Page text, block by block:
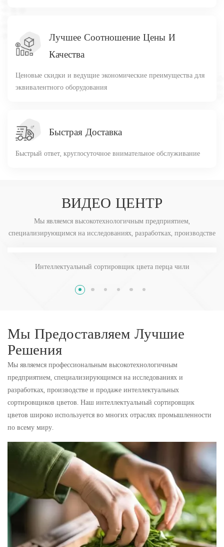
Лучшее Соотношение Цены И
Качества
Ценовые скидки и ведущие экономические преимущества для
эквивалентного оборудования
Быстрая Доставка
Быстрый ответ, круглосуточное внимательное обслуживание
ВИДЕО ЦЕНТР
Мы являемся высокотехнологичным предприятием,
специализирующимся на исследованиях, разработках, производстве
Интеллектуальный сортировщик цвета перца чили
Мы Предоставляем Лучшие
Решения
Мы являемся профессиональным высокотехнологичным
предприятием, специализирующимся на исследованиях и
разработках, производстве и продаже интеллектуальных
сортировщиков цветов. Наш интеллектуальный сортировщик
цветов широко используется во многих отраслях промышленности
по всему миру.